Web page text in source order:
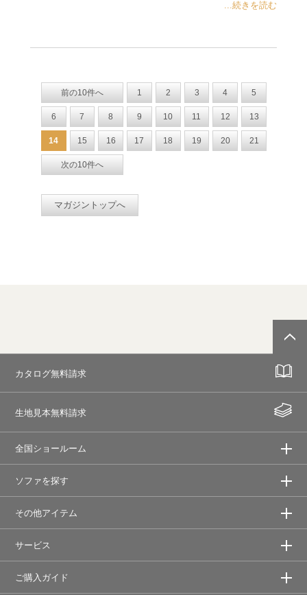
...続きを読む
前の10件へ 1 2 3 4 5
6 7 8 9 10 11 12 13
14 15 16 17 18 19 20 21
次の10件へ
マガジントップへ
カタログ無料請求
生地見本無料請求
全国ショールーム
ソファを探す
その他アイテム
サービス
ご購入ガイド